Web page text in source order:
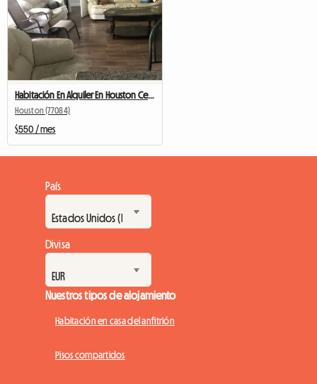
Habitación En Alquiler En Houston Cerca De Katy
Houston (77084)
$550 / mes
País
Divisa
Nuestros tipos de alojamiento
Habitación en casa del anfitrión
Pisos compartidos